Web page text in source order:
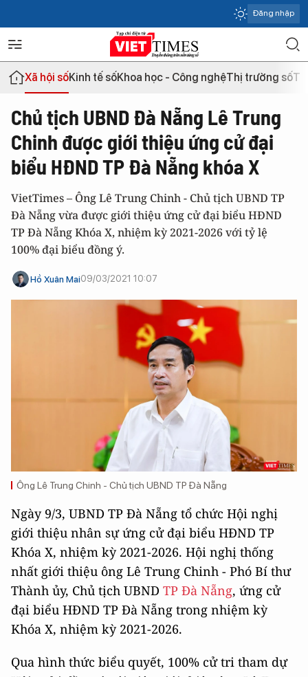
Đăng nhập
Xã hội sốKinh tế sốKhoa học - Công nghệThị trường số
Chủ tịch UBND Đà Nẵng Lê Trung
Chinh được giới thiệu ứng cử đại
biểu HĐND TP Đà Nẵng khóa X
VietTimes – Ông Lê Trung Chinh - Chủ tịch UBND TP
Đà Nẵng vừa được giới thiệu ứng cử đại biểu HĐND
TP Đà Nẵng Khóa X, nhiệm kỳ 2021-2026 với tỷ lệ
100% đại biểu đồng ý.
Hồ Xuân Mai09/03/2021 10:07
Ông Lê Trung Chinh - Chủ tịch UBND TP Đà Nẵng
Ngày 9/3, UBND TP Đà Nẵng tổ chức Hội nghị
giới thiệu nhân sự ứng cử đại biểu HĐND TP
Khóa X, nhiệm kỳ 2021-2026. Hội nghị thống
nhất giới thiệu ông Lê Trung Chinh - Phó Bí thư
Thành ủy, Chủ tịch UBND TP Đà Nẵng, ứng cử
đại biểu HĐND TP Đà Nẵng trong nhiệm kỳ
Khóa X, nhiệm kỳ 2021-2026.
Qua hình thức biểu quyết, 100% cử tri tham dự